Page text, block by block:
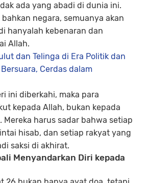
ada yang abadi di dunia ini.
negara, semuanya akan
hanyalah kebenaran dan
Allah.
dan Telinga di Era Politik dan
Cerdas dalam
ini diberkahi, maka para
kepada Allah, bukan kepada
Mereka harus sadar bahwa setiap
hisab, dan setiap rakyat yang
saksi di akhirat.
Menyandarkan Diri kepada